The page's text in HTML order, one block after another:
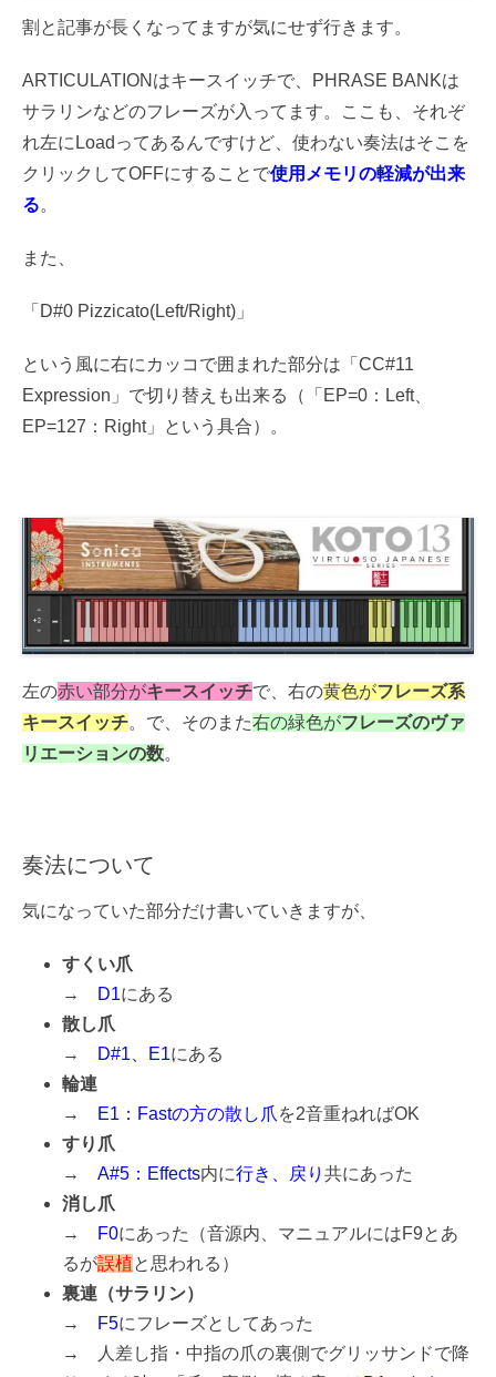
割と記事が長くなってますが気にせず行きます。
ARTICULATIONはキースイッチで、PHRASE BANKは
サラリンなどのフレーズが入ってます。ここも、それぞ
れ左にLoadってあるんですけど、使わない奏法はそこを
クリックしてOFFにすることで使用メモリの軽減が出来
る。
また、
「D#0 Pizzicato(Left/Right)」
という風に右にカッコで囲まれた部分は「CC#11
Expression」で切り替えも出来る（「EP=0：Left、
EP=127：Right」という具合）。
左の赤い部分がキースイッチで、右の黄色がフレーズ系
キースイッチ。で、そのまた右の緑色がフレーズのヴァ
リエーションの数。
奏法について
気になっていた部分だけ書いていきますが、
すくい爪
→
D1にある
散し爪
→
D#1、E1にある
輪連
→
E1：Fastの方の散し爪 を2音重ねればOK
すり爪
→ A#5：Effects内に行き、戻り 共にあった
消し爪
→
F0にあった（音源内、マニュアルにはF9とあ
るが誤植と思われる）
裏連（サラリン）
→
F5にフレーズとしてあった
→ 人差し指・中指の爪の裏側でグリッサンドで降